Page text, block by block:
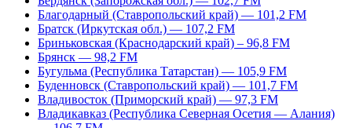
Благодарный (Ставропольский край) — 101,2 FM
Братск (Иркутская обл.) — 107,2 FM
Бриньковская (Краснодарский край) – 96,8 FM
Брянск — 98,2 FM
Бугульма (Республика Татарстан) — 105,9 FM
Буденновск (Ставропольский край) — 101,7 FM
Владивосток (Приморский край) — 97,3 FM
Владикавказ (Республика Северная Осетия — Алания)